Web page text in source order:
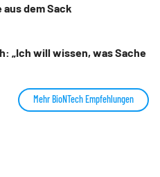
dem Sack
„Ich will wissen, was Sache
Mehr BioNTech Empfehlungen